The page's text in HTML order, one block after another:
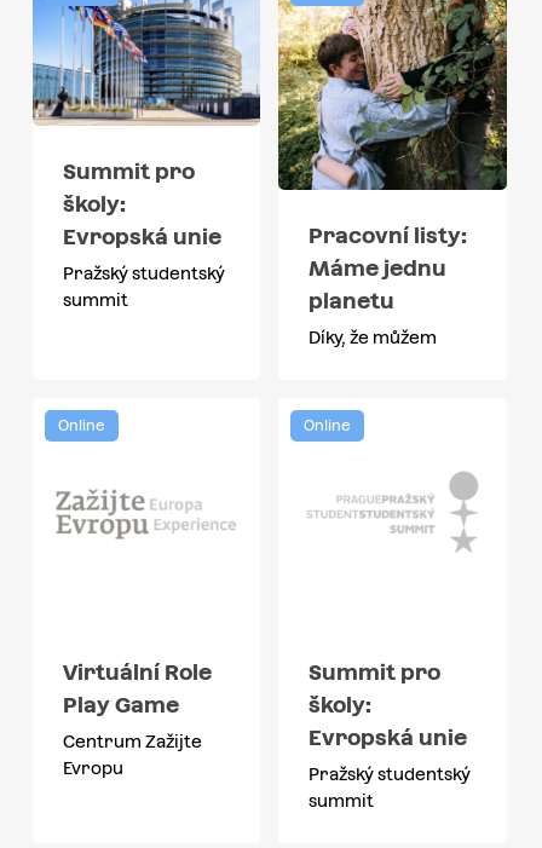
Summit pro
školy:
Evropská unie
Pražský studentský
summit
Pracovní listy:
Máme jednu
planetu
Díky, že můžem
Online
Virtuální Role
Play Game
Centrum Zažijte
Evropu
Online
Summit pro
školy:
Evropská unie
Pražský studentský
summit